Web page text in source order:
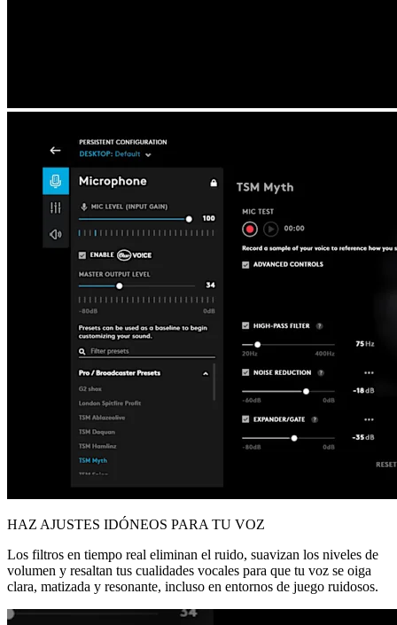
HAZ AJUSTES IDÓNEOS PARA TU VOZ
Los filtros en tiempo real eliminan el ruido, suavizan los niveles de
volumen y resaltan tus cualidades vocales para que tu voz se oiga
clara, matizada y resonante, incluso en entornos de juego ruidosos.